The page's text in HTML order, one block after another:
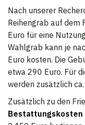
Nach unserer
Reihengrab auf dem
Euro für eine
Wahlgrab kann je
Euro kosten. Die
etwa 290 Euro. Für
werden zusätzlich
Zusätzlich zu den